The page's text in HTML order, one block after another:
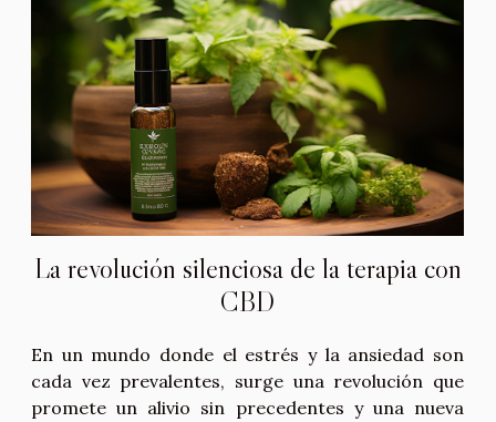
La revolución silenciosa de la terapia con
CBD
En un mundo donde el estrés y la ansiedad son
cada vez prevalentes, surge una revolución que
promete un alivio sin precedentes y una nueva